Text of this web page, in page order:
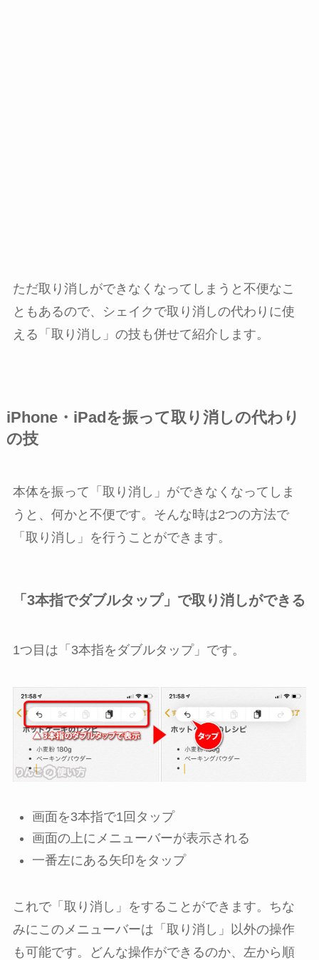
ただ取り消しができなくなってしまうと不便なこ
ともあるので、シェイクで取り消しの代わりに使
える「取り消し」の技も併せて紹介します。
iPhone・iPadを振って取り消しの代わり
の技
本体を振って「取り消し」ができなくなってしま
うと、何かと不便です。そんな時は2つの方法で
「取り消し」を行うことができます。
「3本指でダブルタップ」で取り消しができる
1つ目は「3本指をダブルタップ」です。
画面を3本指で1回タップ
画面の上にメニューバーが表示される
一番左にある矢印をタップ
これで「取り消し」をすることができます。ちな
みにこのメニューバーは「取り消し」以外の操作
も可能です。どんな操作ができるのか、左から順